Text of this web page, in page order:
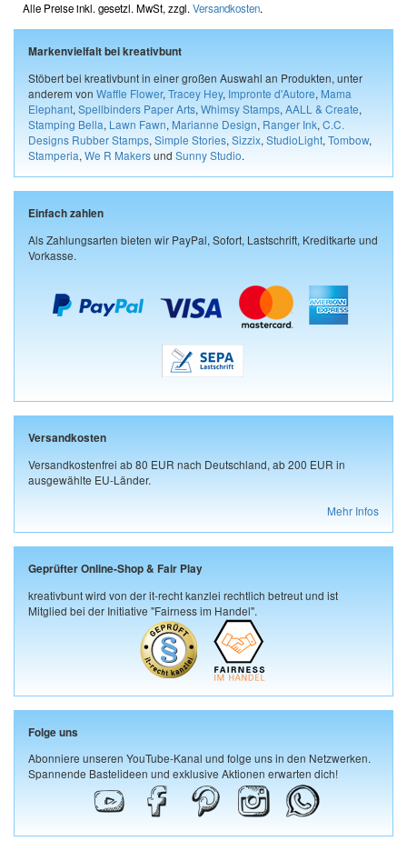
Alle Preise inkl. gesetzl. MwSt, zzgl. Versandkosten.
Markenvielfalt bei kreativbunt
Stöbert bei kreativbunt in einer großen Auswahl an Produkten, unter
anderem von Waffle Flower, Tracey Hey, Impronte d'Autore, Mama
Elephant, Spellbinders Paper Arts, Whimsy Stamps, AALL & Create,
Stamping Bella, Lawn Fawn, Marianne Design, Ranger Ink, C.C.
Designs Rubber Stamps, Simple Stories, Sizzix, StudioLight, Tombow,
Stamperia, We R Makersund Sunny Studio.
Einfach zahlen
Als Zahlungsarten bieten wir PayPal, Sofort, Lastschrift, Kreditkarte und
Vorkasse.
Versandkosten
Versandkostenfrei ab 80 EUR nach Deutschland, ab 200 EUR in
ausgewählte EU-Länder.
Mehr Infos
Geprüfter Online-Shop & Fair Play
kreativbunt wird von der it-recht kanzlei rechtlich betreut und ist
Mitglied bei der Initiative "Fairness im Handel".
Folge uns
Abonniere unseren YouTube-Kanal und folge uns in den Netzwerken.
Spannende Bastelideen und exklusive Aktionen erwarten dich!